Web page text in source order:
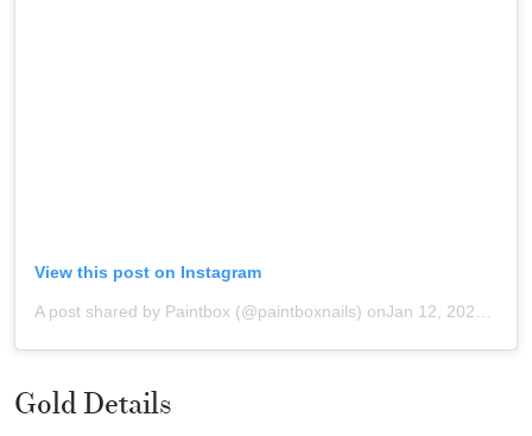
View this post on Instagram
A post shared by Paintbox (@paintboxnails) onJan 12, 2020 at 7:38pm PST
Gold Details